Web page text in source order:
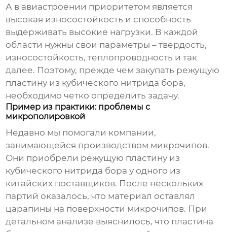
А в авиастроении приоритетом является
высокая износостойкость и способность
выдерживать высокие нагрузки. В каждой
области нужны свои параметры – твердость,
износостойкость, теплопроводность и так
далее. Поэтому, прежде чем закупать режущую
пластину из кубического нитрида бора,
необходимо четко определить задачу.
Пример из практики: проблемы с
микрополировкой
Недавно мы помогали компании,
занимающейся производством микрочипов.
Они приобрели режущую пластину из
кубического нитрида бора у одного из
китайских поставщиков. После нескольких
партий оказалось, что материал оставлял
царапины на поверхности микрочипов. При
детальном анализе выяснилось, что пластина